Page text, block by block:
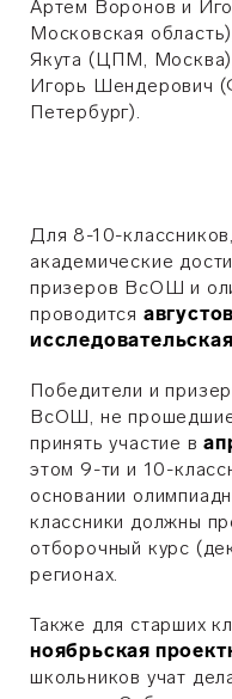
Артем Воронов и
Московская
Якута (ЦПМ,
Игорь Шендерович
Петербург).
Для 8-10-
академические
призеров ВсОШ и
проводится
Победители и
ВсОШ, не прошедшие
принять участие в
этом 9-ти и 10-
основании
классники должны
отборочный курс
регионах.
Также для старших
ноябрьская
школьников учат